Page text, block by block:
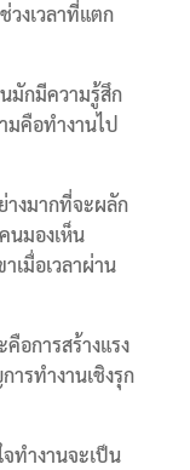
วงเวลาที่แตก
มักมีความรู้สึก
มคือทำงานไป
างมากที่จะผลัก
นมองเห็น
เมื่อเวลาผ่าน
อการสร้างแรง
ารทำงานเชิงรุก
ทำงานจะเป็น